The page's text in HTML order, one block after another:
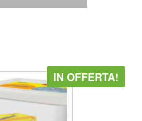
IN OFFERTA!